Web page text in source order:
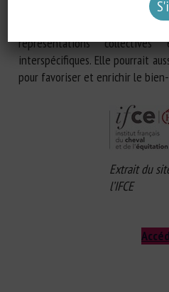
antagonistes. Pourtant, cette
vectrice d’un
représentations
interspécifiques. Elle pourrait
pour favoriser et enrichir le
Extrait du
l’IFCE